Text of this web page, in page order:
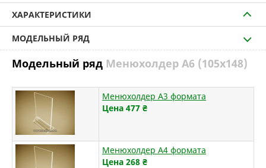
ХАРАКТЕРИСТИКИ
МОДЕЛЬНЫЙ РЯД
Модельный ряд Менюхолдер А6 (105х148)
Менюхолдер А3 формата
Цена 477 ₴
Менюхолдер А4 формата
Цена 268 ₴